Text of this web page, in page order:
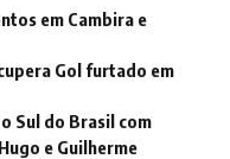
em Cambira e
Gol furtado em
Sul do Brasil com
e Guilherme